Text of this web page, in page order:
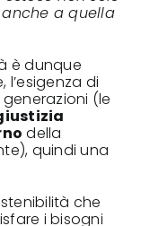
a quella
è dunque
l’esigenza di
(le
della
quindi una
che
i bisogni